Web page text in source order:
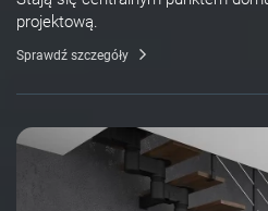
projektową.
Sprawdź szczegóły